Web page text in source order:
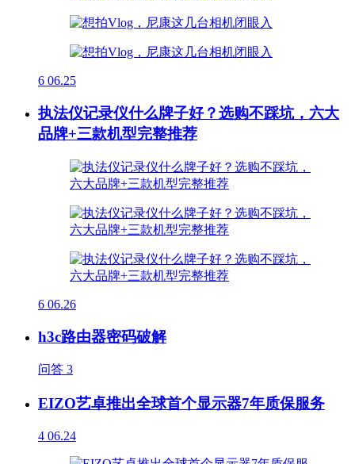
6 06.25
执法仪记录仪什么牌子好？选购不踩坑，六大
品牌+三款机型完整推荐
6 06.26
h3c路由器密码破解
问答 3
EIZO艺卓推出全球首个显示器7年质保服务
4 06.24